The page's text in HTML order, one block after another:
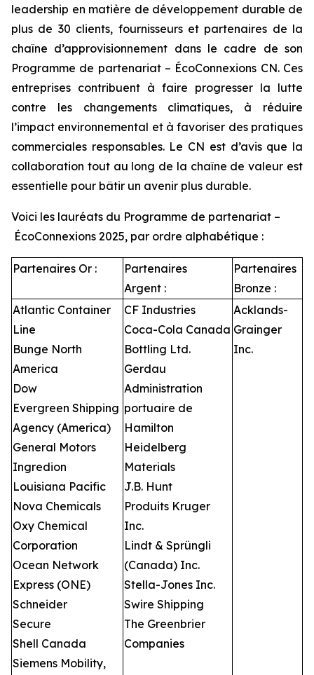
leadership en matière de développement durable de
plus de 30 clients, fournisseurs et partenaires de la
chaîne d’approvisionnement dans le cadre de son
Programme de partenariat – ÉcoConnexions CN. Ces
entreprises contribuent à faire progresser la lutte
contre les changements climatiques, à réduire
l’impact environnemental et à favoriser des pratiques
commerciales responsables. Le CN est d’avis que la
collaboration tout au long de la chaîne de valeur est
essentielle pour bâtir un avenir plus durable.
Voici les lauréats du Programme de partenariat –
ÉcoConnexions 2025, par ordre alphabétique :
Partenaires Or :
Partenaires
Argent :
Partenaires
Bronze :
Atlantic Container
Line
Bunge North
America
Dow
Evergreen Shipping
Agency (America)
General Motors
Ingredion
Louisiana Pacific
Nova Chemicals
Oxy Chemical
Corporation
Ocean Network
Express (ONE)
Schneider
Secure
Shell Canada
Siemens Mobility,
CF Industries
Coca-Cola Canada
Bottling Ltd.
Gerdau
Administration
portuaire de
Hamilton
Heidelberg
Materials
J.B. Hunt
Produits Kruger
Inc.
Lindt & Sprüngli
(Canada) Inc.
Stella-Jones Inc.
Swire Shipping
The Greenbrier
Companies
Acklands-
Grainger
Inc.